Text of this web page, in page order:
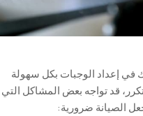
في إعداد الوجبات بكل سهولة
قد تواجه بعض المشاكل التي
الصيانة ضرورية: